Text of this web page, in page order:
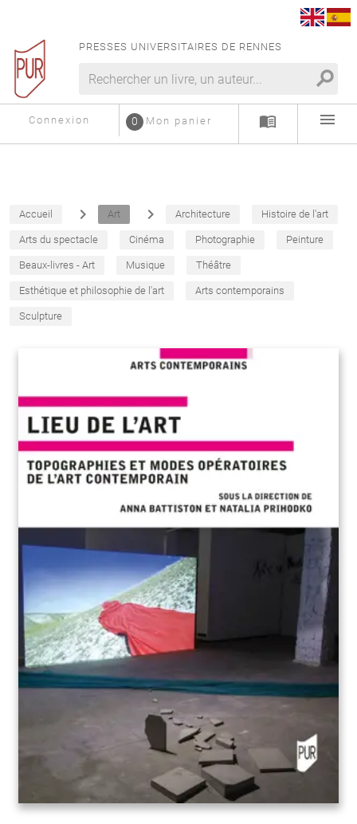
PRESSES UNIVERSITAIRES DE RENNES
search
Connexion Mon panier
0 menu_book menu
Accueil navigate_next Art navigate_next Architecture Histoire de l'art
Arts du spectacle Cinéma Photographie Peinture
Beaux-livres - Art Musique Théâtre
Esthétique et philosophie de l'art Arts contemporains
Sculpture